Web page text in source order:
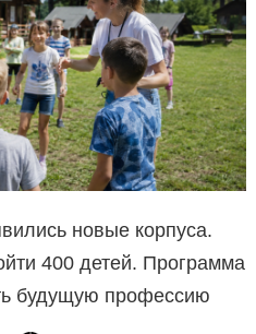
новые корпуса.
400 детей. Программа
будущую профессию